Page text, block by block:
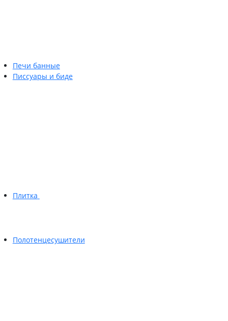
Печи банные
Писсуары и биде
Плитка
Полотенцесушители